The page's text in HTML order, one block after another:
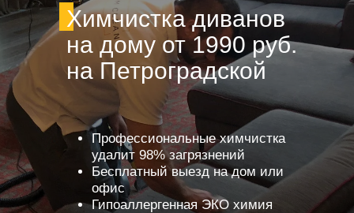
Химчистка диванов
на дому от 1990 руб.
на Петроградской
Профессиональные химчистка
удалит 98% загрязнений
Бесплатный выезд на дом или
офис
Гипоаллергенная ЭКО химия